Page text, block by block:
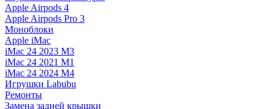
Apple Airpods 4
Apple Airpods Pro 3
Моноблоки
Apple iMac
iMac 24 2023 M3
iMac 24 2021 M1
iMac 24 2024 M4
Игрушки Labubu
Ремонты
Замена задней крышки